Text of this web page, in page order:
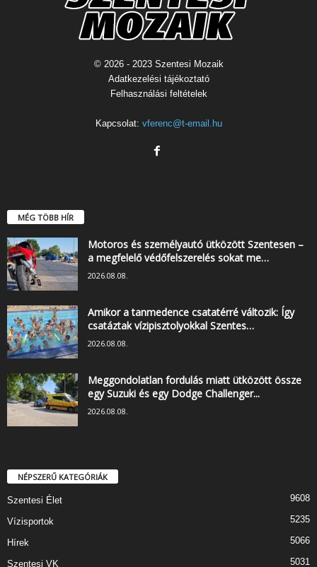
© 2026 - 2023 Szentesi Mozaik
Adatkezelési tájékoztató
Felhasználási feltételek
Kapcsolat: vferenc@t-email.hu
MÉG TÖBB HÍR
Motoros és személyautó ütközött Szentesen –
a megfelelő védőfelszerelés sokat me…
2026.08.08.
Amikor a tanmedence csatatérré változik: Így
csatáztak vízipisztolyokkal Szentes…
2026.08.08.
Meggondolatlan fordulás miatt ütközött össze
egy Suzuki és egy Dodge Challenger...
2026.08.08.
NÉPSZERŰ KATEGÓRIÁK
Szentesi Élet 9608
Vízisportok 5235
Hírek 5066
Szentesi VK 5031